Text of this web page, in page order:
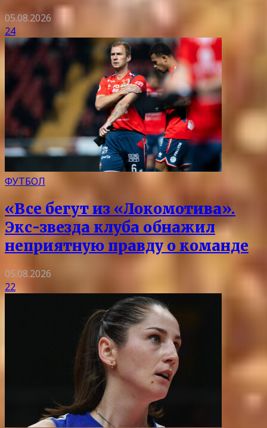
05.08.2026
24
ФУТБОЛ
«Все бегут из «Локомотива».
Экс-звезда клуба обнажил
неприятную правду о команде
05.08.2026
22